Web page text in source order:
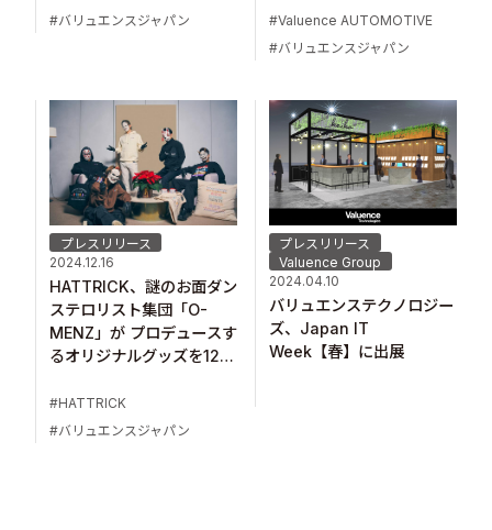
バリュエンスジャパン
Valuence AUTOMOTIVE
バリュエンスジャパン
プレスリリース
2024.12.16
HATTRICK、謎のお面ダン
ステロリスト集団「O-
MENZ」が プロデュースす
るオリジナルグッズを12月
HATTRICK
バリュエンスジャパン
プレスリリース
Valuence Group
2024.04.10
バリュエンステクノロジー
ズ、Japan IT
Week【春】に出展